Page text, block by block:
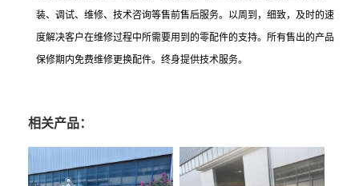
装、调试、维修、技术咨询等售前售后服务。以周到，细致，及时的速
度解决客户在维修过程中所需要用到的零配件的支持。所有售出的产品
保修期内免费维修更换配件。终身提供技术服务。
相关产品：